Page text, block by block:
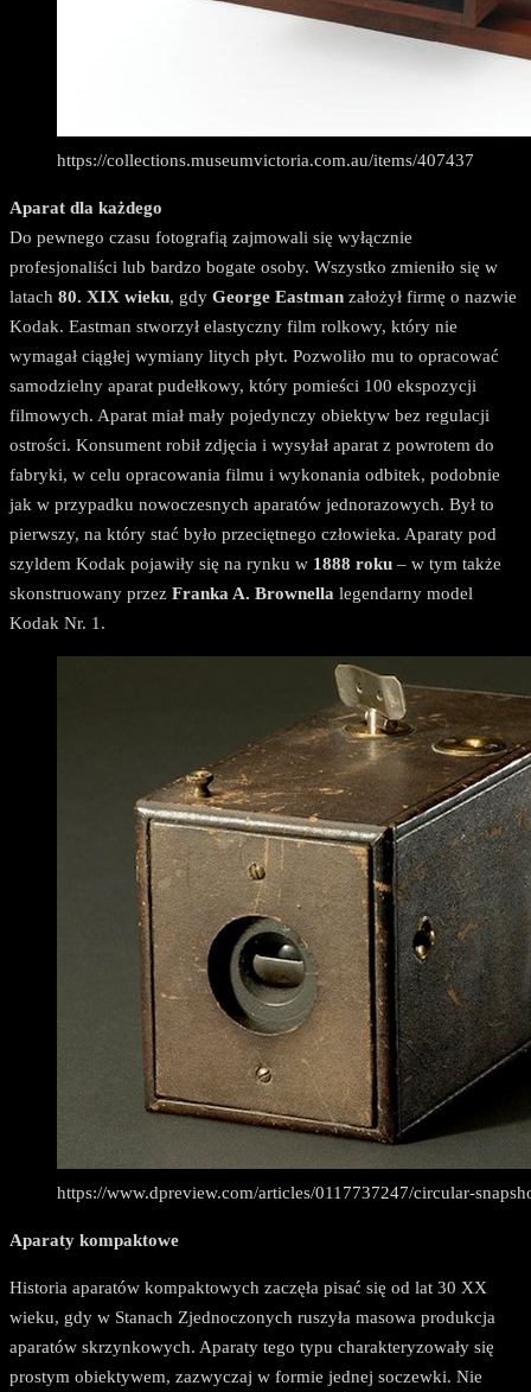
https://collections.museumvictoria.com.au/items/407437
Aparat dla każdego
Do pewnego czasu fotografią zajmowali się wyłącznie
profesjonaliści lub bardzo bogate osoby. Wszystko zmieniło się w
latach 80. XIX wieku, gdy George Eastman założył firmę o nazwie
Kodak. Eastman stworzył elastyczny film rolkowy, który nie
wymagał ciągłej wymiany litych płyt. Pozwoliło mu to opracować
samodzielny aparat pudełkowy, który pomieści 100 ekspozycji
filmowych. Aparat miał mały pojedynczy obiektyw bez regulacji
ostrości. Konsument robił zdjęcia i wysyłał aparat z powrotem do
fabryki, w celu opracowania filmu i wykonania odbitek, podobnie
jak w przypadku nowoczesnych aparatów jednorazowych. Był to
pierwszy, na który stać było przeciętnego człowieka. Aparaty pod
szyldem Kodak pojawiły się na rynku w 1888 roku – w tym także
skonstruowany przez Franka A. Brownella legendarny model
Kodak Nr. 1.
https://www.dpreview.com/articles/0117737247/circular-
Aparaty kompaktowe
Historia aparatów kompaktowych zaczęła pisać się od lat 30 XX
wieku, gdy w Stanach Zjednoczonych ruszyła masowa produkcja
aparatów skrzynkowych. Aparaty tego typu charakteryzowały się
prostym obiektywem, zazwyczaj w formie jednej soczewki. Nie